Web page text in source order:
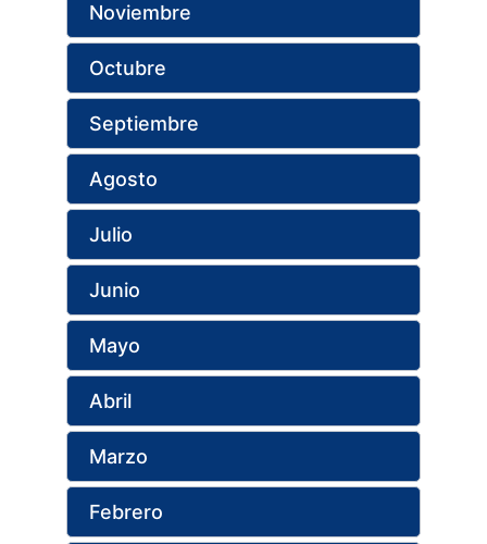
Noviembre
Octubre
Septiembre
Agosto
Julio
Junio
Mayo
Abril
Marzo
Febrero